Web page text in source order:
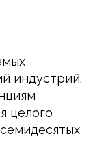
индустрий.
целого